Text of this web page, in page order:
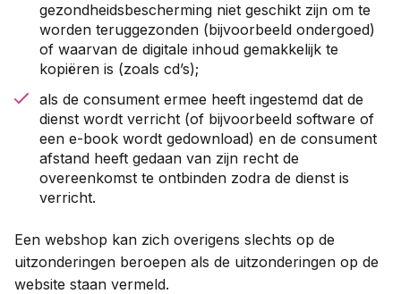
gezondheidsbescherming niet geschikt zijn om te
worden teruggezonden (bijvoorbeeld ondergoed)
of waarvan de digitale inhoud gemakkelijk te
kopiëren is (zoals cd’s);
als de consument ermee heeft ingestemd dat de
dienst wordt verricht (of bijvoorbeeld software of
een e-book wordt gedownload) en de consument
afstand heeft gedaan van zijn recht de
overeenkomst te ontbinden zodra de dienst is
verricht.
Een webshop kan zich overigens slechts op de
uitzonderingen beroepen als de uitzonderingen op de
website staan vermeld.